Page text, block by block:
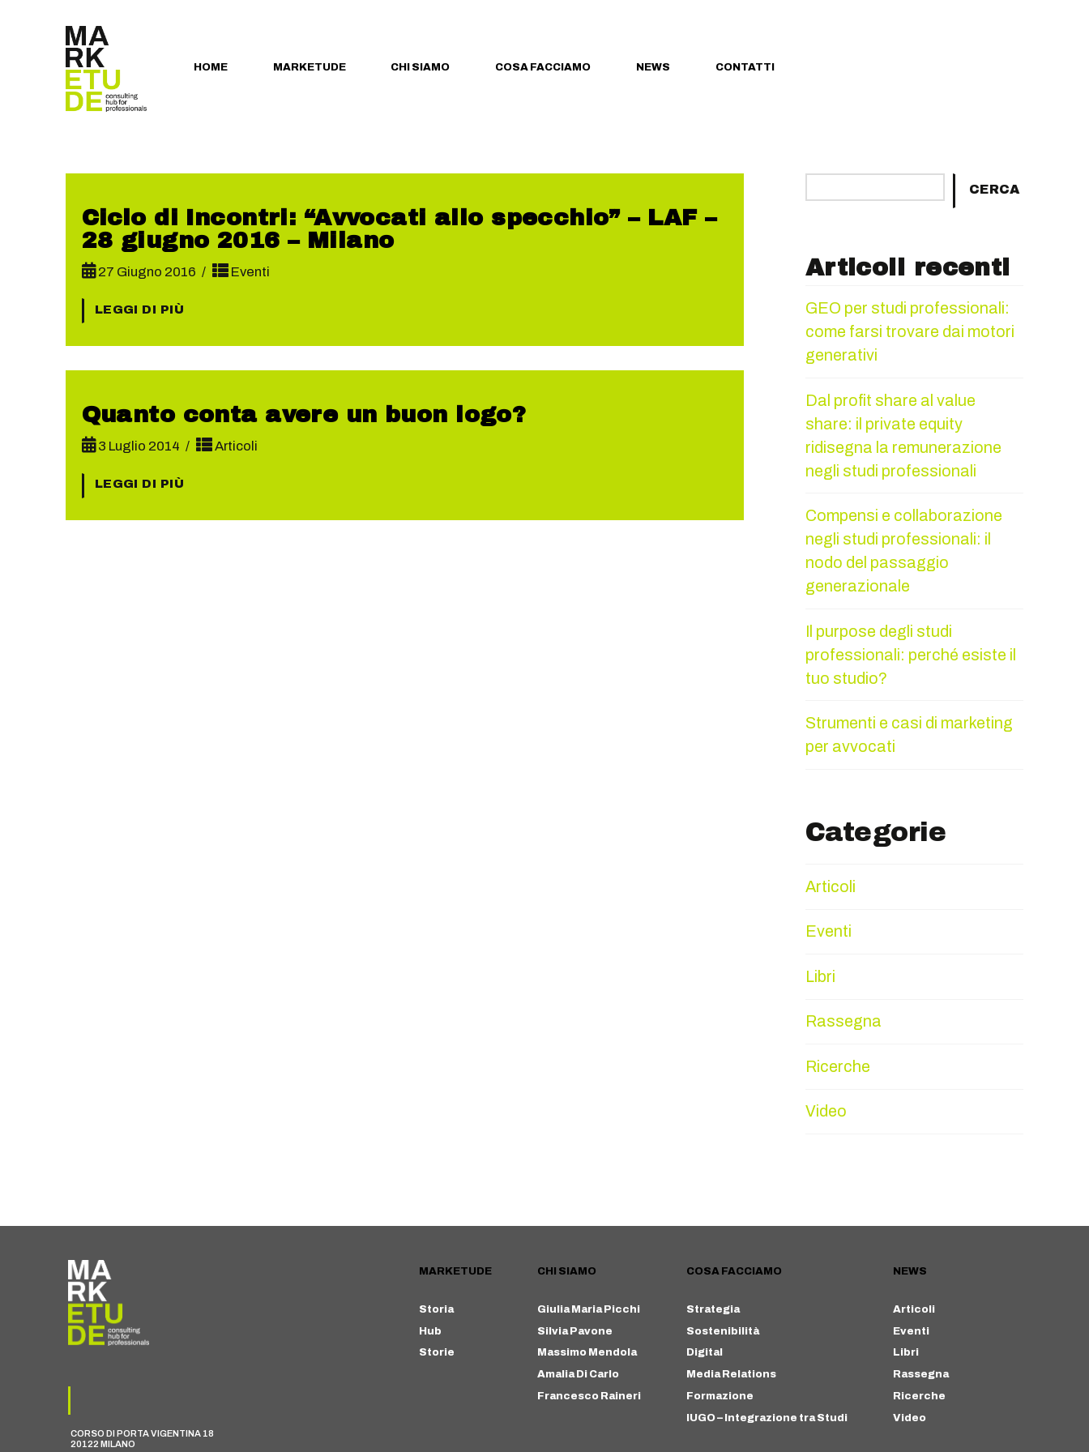
HOME MARKETUDE CHI SIAMO COSA FACCIAMO NEWS CONTATTI
Ciclo di Incontri: “Avvocati allo specchio” – LAF –
28 giugno 2016 – Milano
27 Giugno 2016 Eventi
LEGGI DI PIÙ
Quanto conta avere un buon logo?
3 Luglio 2014 Articoli
LEGGI DI PIÙ
CERCA
Articoli recenti
GEO per studi professionali:
come farsi trovare dai motori
generativi
Dal profit share al value
share: il private equity
ridisegna la remunerazione
negli studi professionali
Compensi e collaborazione
negli studi professionali: il
nodo del passaggio
generazionale
Il purpose degli studi
professionali: perché esiste il
tuo studio?
Strumenti e casi di marketing
per avvocati
Categorie
Articoli
Eventi
Libri
Rassegna
Ricerche
Video
CORSO DI PORTA VIGENTINA 18
20122 MILANO
MARKETUDE
Storia
Hub
Storie
CHI SIAMO
Giulia Maria Picchi
Silvia Pavone
Massimo Mendola
Amalia Di Carlo
Francesco Raineri
COSA FACCIAMO
Strategia
Sostenibilità
Digital
Media Relations
Formazione
IUGO – Integrazione tra Studi
NEWS
Articoli
Eventi
Libri
Rassegna
Ricerche
Video